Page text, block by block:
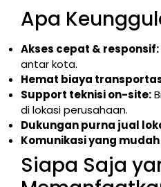
Apa
Akses cepat & responsif:
antar kota.
Hemat biaya
Support teknisi on-site:
di lokasi perusahaan.
Dukungan purna jual
Komunikasi yang
Siapa Saja